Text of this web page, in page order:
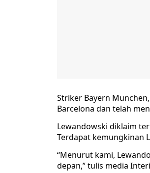
Striker Bayern Munchen,
Barcelona dan telah
Lewandowski diklaim
Terdapat kemungkinan
“Menurut kami,
depan,” tulis media